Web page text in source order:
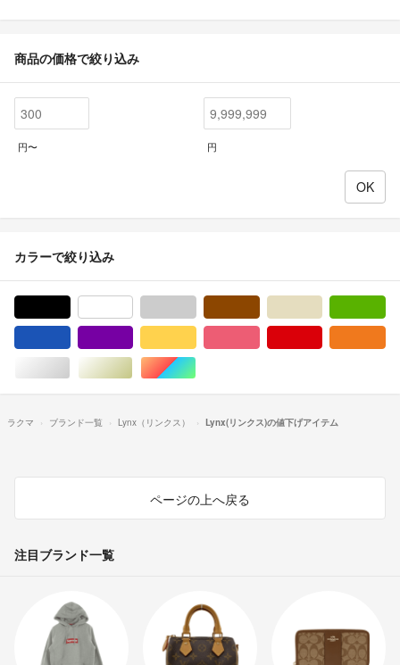
商品の価格で絞り込み
円〜 円
カラーで絞り込み
シルバー/銀色系ゴールド/金色系マルチカラー
ラクマ ブランド一覧 Lynx（リンクス） Lynx(リンクス)の値下げアイテム
ページの上へ戻る
注目ブランド一覧